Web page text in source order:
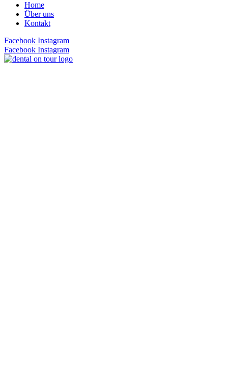
Home
Über uns
Kontakt
Facebook Instagram
Facebook Instagram